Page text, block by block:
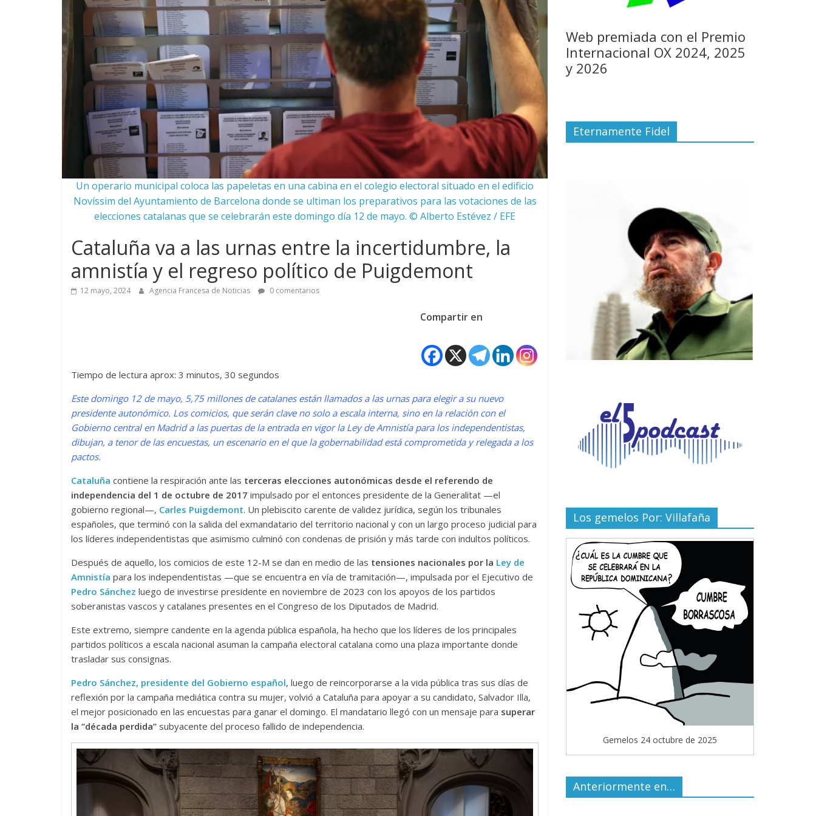
Un operario municipal coloca las papeletas en una cabina en el colegio electoral situado en el edificio
Novíssim del Ayuntamiento de Barcelona donde se ultiman los preparativos para las votaciones de las
elecciones catalanas que se celebrarán este domingo día 12 de mayo. © Alberto Estévez / EFE
Cataluña va a las urnas entre la incertidumbre, la
amnistía y el regreso político de Puigdemont
12 mayo, 2024 Agencia Francesa de Noticias 0 comentarios
Compartir en
Tiempo de lectura aprox: 3 minutos, 30 segundos
Este domingo 12 de mayo, 5,75 millones de catalanes están llamados a las urnas para elegir a su nuevo
presidente autonómico. Los comicios, que serán clave no solo a escala interna, sino en la relación con el
Gobierno central en Madrid a las puertas de la entrada en vigor la Ley de Amnistía para los independentistas,
dibujan, a tenor de las encuestas, un escenario en el que la gobernabilidad está comprometida y relegada a los
pactos.
Cataluña contiene la respiración ante las terceras elecciones autonómicas desde el referendo de
independencia del 1 de octubre de 2017 impulsado por el entonces presidente de la Generalitat —el
gobierno regional—, Carles Puigdemont. Un plebiscito carente de validez jurídica, según los tribunales
españoles, que terminó con la salida del exmandatario del territorio nacional y con un largo proceso judicial para
los líderes independentistas que asimismo culminó con condenas de prisión y más tarde con indultos políticos.
Después de aquello, los comicios de este 12-M se dan en medio de las tensiones nacionales por la Ley de
Amnistía para los independentistas —que se encuentra en vía de tramitación—, impulsada por el Ejecutivo de
Pedro Sánchez luego de investirse presidente en noviembre de 2023 con los apoyos de los partidos
soberanistas vascos y catalanes presentes en el Congreso de los Diputados de Madrid.
Este extremo, siempre candente en la agenda pública española, ha hecho que los líderes de los principales
partidos políticos a escala nacional asuman la campaña electoral catalana como una plaza importante donde
trasladar sus consignas.
Pedro Sánchez, presidente del Gobierno español, luego de reincorporarse a la vida pública tras sus días de
reflexión por la campaña mediática contra su mujer, volvió a Cataluña para apoyar a su candidato, Salvador Illa,
el mejor posicionado en las encuestas para ganar el domingo. El mandatario llegó con un mensaje para superar
la “década perdida” subyacente del proceso fallido de independencia.
Web premiada con el Premio
Internacional OX 2024, 2025
y 2026
Eternamente Fidel
Los gemelos Por: Villafaña
Gemelos 24 octubre de 2025
Anteriormente en…